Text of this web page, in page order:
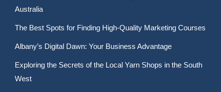
Australia
The Best Spots for Finding High-Quality Marketing Courses
Albany’s Digital Dawn: Your Business Advantage
Exploring the Secrets of the Local Yarn Shops in the South
West